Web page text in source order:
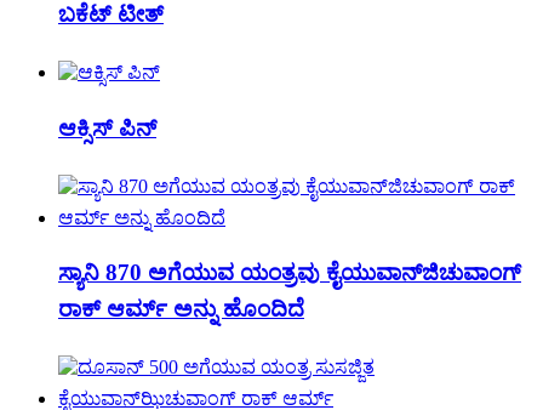
ಬಕೆಟ್ ಟೀತ್
ಆಕ್ಸಿಸ್ ಪಿನ್
ಸ್ಯಾನಿ 870 ಅಗೆಯುವ ಯಂತ್ರವು ಕೈಯುವಾನ್‌ಜಿಚುವಾಂಗ್
ರಾಕ್ ಆರ್ಮ್ ಅನ್ನು ಹೊಂದಿದೆ